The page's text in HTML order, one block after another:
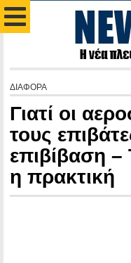
ΔΙΑΦΟΡΑ
Γιατί οι
τους
επιβίβαση –
η πρακτική